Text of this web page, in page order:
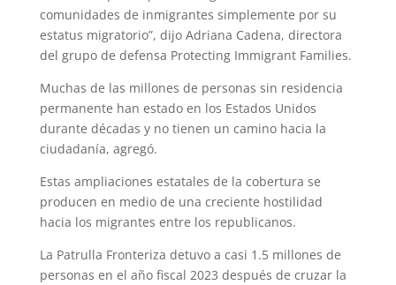
comunidades de inmigrantes simplemente por su
estatus migratorio”, dijo Adriana Cadena, directora
del grupo de defensa Protecting Immigrant Families.
Muchas de las millones de personas sin residencia
permanente han estado en los Estados Unidos
durante décadas y no tienen un camino hacia la
ciudadanía, agregó.
Estas ampliaciones estatales de la cobertura se
producen en medio de una creciente hostilidad
hacia los migrantes entre los republicanos.
La Patrulla Fronteriza detuvo a casi 1.5 millones de
personas en el año fiscal 2023 después de cruzar la